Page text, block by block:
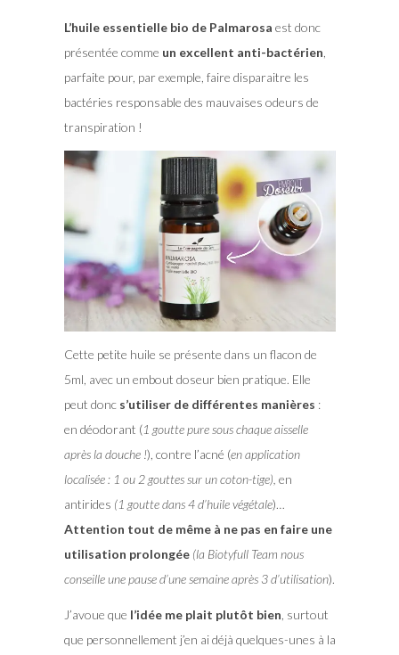
L’huile essentielle bio de Palmarosa est donc
présentée comme un excellent anti-bactérien
parfaite pour, par exemple, faire disparaitre les
bactéries responsable des mauvaises odeurs de
transpiration !
Cette petite huile se présente dans un flacon de
5ml, avec un embout doseur bien pratique. Elle
peut donc s’utiliser de différentes manières :
en déodorant (1 goutte pure sous chaque aisselle
après la douche !), contre l’acné (en application
localisée : 1 ou 2 gouttes sur un coton-tige), en
antirides (1 goutte dans 4 d’huile végétale)…
Attention tout de même à ne pas en faire une
utilisation prolongée (la Biotyfull Team nous
conseille une pause d’une semaine après 3 d’utilisation).
J’avoue que l’idée me plait plutôt bien , surtout
que personnellement j’en ai déjà quelques-unes à la